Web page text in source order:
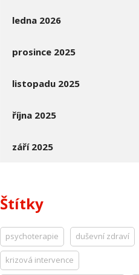
ledna 2026
prosince 2025
listopadu 2025
října 2025
září 2025
Štítky
psychoterapie duševní zdraví
krizová intervence